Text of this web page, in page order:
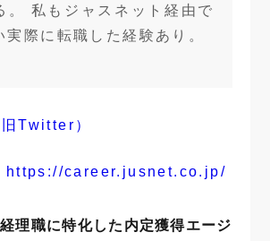
。 私もジャスネット経由で
実際に転職した経験あり。
Twitter）
https://career.jusnet.co.jp/
理職に特化した内定獲得エージ